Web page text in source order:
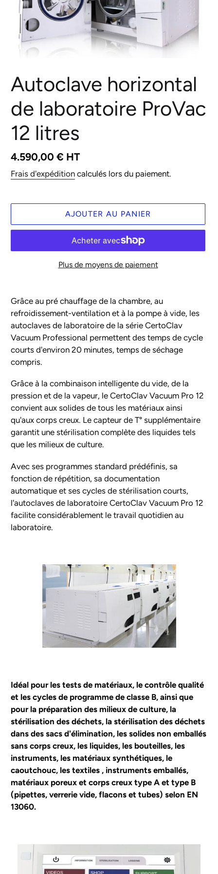
Autoclave horizontal
de laboratoire ProVac
12 litres
Prix
normal
4.590,00 € HT
Frais d'expédition calculés lors du paiement.
AJOUTER AU PANIER
Plus de moyens de paiement
d'un
produit
à
votre
panier
Grâce au pré chauffage de la chambre, au
refroidissement-ventilation et à la pompe à vide, les
autoclaves de laboratoire de la série CertoClav
Vacuum Professional permettent des temps de cycle
courts d'environ 20 minutes, temps de séchage
compris.
Grâce à la combinaison intelligente du vide, de la
pression et de la vapeur, le CertoClav Vacuum Pro 12
convient aux solides de tous les matériaux ainsi
qu'aux corps creux. Le capteur de T° supplémentaire
garantit une stérilisation complète des liquides tels
que les milieux de culture.
Avec ses programmes standard prédéfinis, sa
fonction de répétition, sa documentation
automatique et ses cycles de stérilisation courts,
l'autoclaves de laboratoire CertoClav Vacuum Pro 12
facilite considérablement le travail quotidien au
laboratoire.
Idéal pour les tests de matériaux, le contrôle qualité
et les cycles de programme de classe B, ainsi que
pour la préparation des milieux de culture, la
stérilisation des déchets, la stérilisation des déchets
dans des sacs d'élimination, les solides non emballés
sans corps creux, les liquides, les bouteilles, les
instruments, les matériaux synthétiques, le
caoutchouc, les textiles , instruments emballés,
matériaux poreux et corps creux type A et type B
(pipettes, verrerie vide, flacons et tubes) selon EN
13060.